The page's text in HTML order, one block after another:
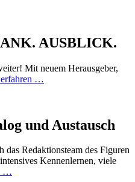
AUSBLICK.
Mit neuem Herausgeber,
erfahren …
und Austausch
das Redaktionsteam des Figuren
Kennenlernen, viele
…